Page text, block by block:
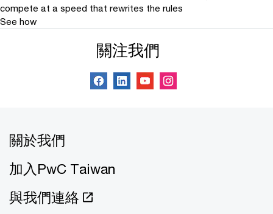
compete at a speed that rewrites the rules
See how
關注我們
關於我們
加入PwC Taiwan
與我們連絡